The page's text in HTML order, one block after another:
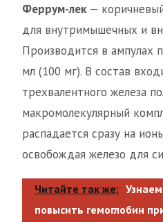
Феррум-лек—
для внутримышечных и
Производится в ампулах
мл (100 мг). В состав
трехвалентного железа
макромолекулярный
распадается сразу на
освобождая железо для
Читайте так же:
повысить гемоглобин